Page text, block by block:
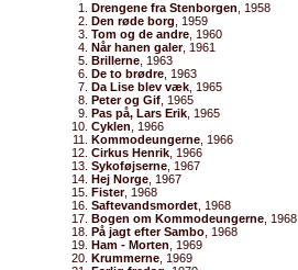
Drengene fra Stenborgen , 1958
Den røde borg , 1959
Tom og de andre , 1960
Når hanen galer, 1961
Brillerne , 1963
De to brødre , 1963
Da Lise blev væk , 1965
Peter og Gif , 1965
Pas på, Lars Erik , 1965
Cyklen , 1966
Kommodeungerne , 1966
Cirkus Henrik , 1966
Sykoføjserne , 1967
Hej Norge , 1967
Fister, 1968
Saftevandsmordet , 1968
Bogen om Kommodeungerne , 1968
På jagt efter Sambo , 1968
Ham - Morten , 1969
Krummerne , 1969